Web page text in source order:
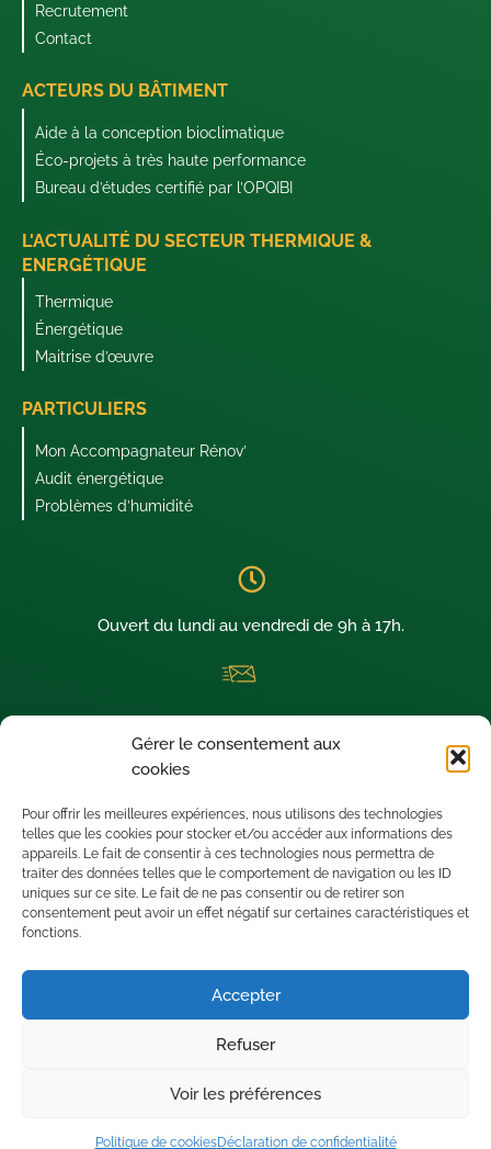
Gérer le consentement aux
cookies
Pour offrir les meilleures expériences, nous utilisons des technologies
telles que les cookies pour stocker et/ou accéder aux informations des
appareils. Le fait de consentir à ces technologies nous permettra de
traiter des données telles que le comportement de navigation ou les ID
uniques sur ce site. Le fait de ne pas consentir ou de retirer son
consentement peut avoir un effet négatif sur certaines caractéristiques et
fonctions.
Accepter
Refuser
Voir les préférences
Politique de cookiesDéclaration de confidentialité
Recrutement
Contact
ACTEURS DU BÂTIMENT
Aide à la conception bioclimatique
Éco-projets à très haute performance
Bureau d’études certifié par l’OPQIBI
L'ACTUALITÉ DU SECTEUR THERMIQUE &
ENERGÉTIQUE
Thermique
Énergétique
Maitrise d’œuvre
PARTICULIERS
Mon Accompagnateur Rénov’
Audit énergétique
Problèmes d’humidité
Ouvert du lundi au vendredi de 9h à 17h.
Nous sommes situés à SAINT-LEU D’ESSERENT (60340) dans le
Mentions légales •Politique de confidentialité
Copyright © Tous droits réservés.